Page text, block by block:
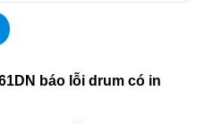
báo lỗi drum có in